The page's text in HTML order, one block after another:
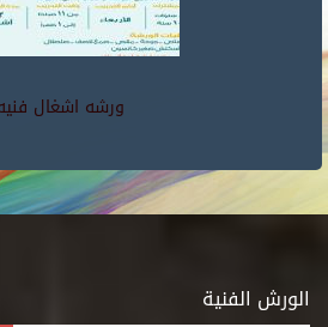
ورشه اشغال
الورش الفنية